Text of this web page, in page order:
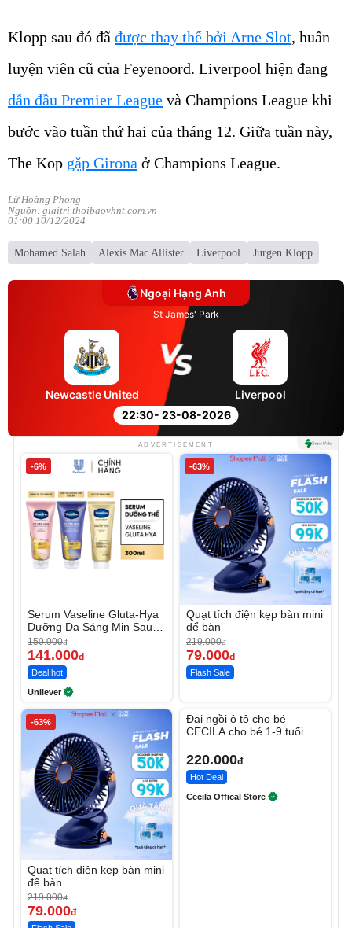
Klopp sau đó đã được thay thế bởi Arne Slot, huấn
luyện viên cũ của Feyenoord. Liverpool hiện đang
dẫn đầu Premier League và Champions League khi
bước vào tuần thứ hai của tháng 12. Giữa tuần này,
The Kop gặp Girona ở Champions League.
Lữ Hoàng Phong
Nguồn: giaitri.thoibaovhnt.com.vn
01:00 10/12/2024
Mohamed Salah Alexis Mac Allister Liverpool Jurgen Klopp
Ngoại Hạng Anh
St James' Park
22:30- 23-08-2026
Newcastle United Liverpool
ADVERTISEMENT
-6%
Serum Vaseline Gluta-Hya
Dưỡng Da Sáng Mịn Sau 7
Ngày
150.000đ
141.000đ
Deal hot
Unilever
-63%
Quạt tích điện kẹp bàn mini
để bàn
219.000đ
79.000đ
Flash Sale
-63%
Quạt tích điện kẹp bàn mini
để bàn
219.000đ
79.000đ
Đai ngồi ô tô cho bé
CECILA cho bé 1-9 tuổi
220.000đ
Hot Deal
Cecila Offical Store